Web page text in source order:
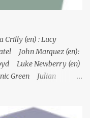
Humhrey und
Gus, Archer und auch
des Op...
Crilly (en) : Lucy
John Marquez (en):
Luke Newberry (en)
Green Julian
zunächst auf die